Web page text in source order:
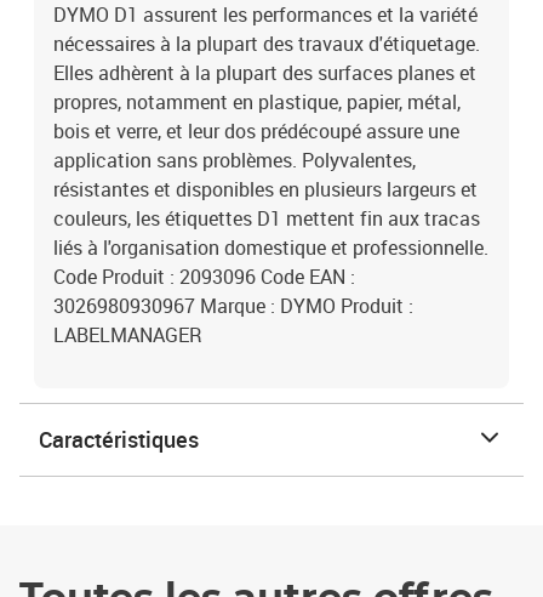
DYMO D1 assurent les performances et la variété
nécessaires à la plupart des travaux d'étiquetage.
Elles adhèrent à la plupart des surfaces planes et
propres, notamment en plastique, papier, métal,
bois et verre, et leur dos prédécoupé assure une
application sans problèmes. Polyvalentes,
résistantes et disponibles en plusieurs largeurs et
couleurs, les étiquettes D1 mettent fin aux tracas
liés à l'organisation domestique et professionnelle.
Code Produit : 2093096 Code EAN :
3026980930967 Marque : DYMO Produit :
LABELMANAGER
Caractéristiques